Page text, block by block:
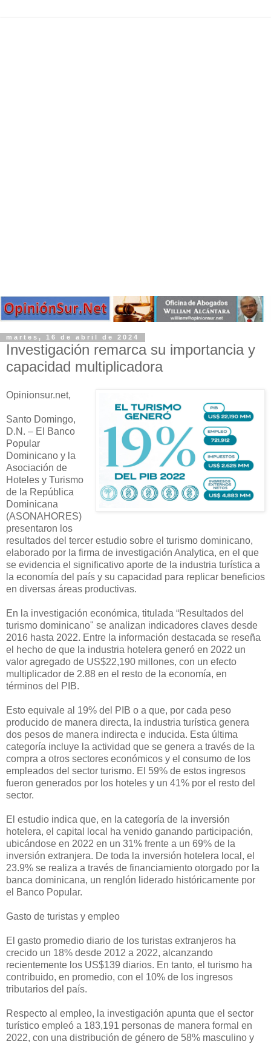
martes, 16 de abril de 2024
Investigación remarca su importancia y
capacidad multiplicadora
Opinionsur.net,​​
Santo Domingo,
D.N. – El Banco
Popular
Dominicano y la
Asociación de
Hoteles y Turismo
de la República
Dominicana
(ASONAHORES)
presentaron los
resultados del tercer estudio sobre el turismo dominicano,
elaborado por la firma de investigación Analytica, en el que
se evidencia el significativo aporte de la industria turística a
la economía del país y su capacidad para replicar beneficios
en diversas áreas productivas.
En la investigación económica, titulada “Resultados del
turismo dominicano" se analizan indicadores claves desde
2016 hasta 2022. Entre la información destacada se reseña
el hecho de que la industria hotelera generó en 2022 un
valor agregado de US$22,190 millones, con un efecto
multiplicador de 2.88 en el resto de la economía, en
términos del PIB.
Esto equivale al 19% del PIB o a que, por cada peso
producido de manera directa, la industria turística genera
dos pesos de manera indirecta e inducida. Esta última
categoría incluye la actividad que se genera a través de la
compra a otros sectores económicos y el consumo de los
empleados del sector turismo. El 59% de estos ingresos
fueron generados por los hoteles y un 41% por el resto del
sector.
El estudio indica que, en la categoría de la inversión
hotelera, el capital local ha venido ganando participación,
ubicándose en 2022 en un 31% frente a un 69% de la
inversión extranjera. De toda la inversión hotelera local, el
23.9% se realiza a través de financiamiento otorgado por la
banca dominicana, un renglón liderado históricamente por
el Banco Popular.
​​Gasto de turistas y empleo
El gasto promedio diario de los turistas extranjeros ha
crecido un 18% desde 2012 a 2022, alcanzando
recientemente los US$139 diarios. En tanto, el turismo ha
contribuido, en promedio, con el 10% de los ingresos
tributarios del país.
Respecto al empleo, la investigación apunta que el sector
turístico empleó a 183,191 personas de manera formal en
2022, con una distribución de género de 58% masculino y